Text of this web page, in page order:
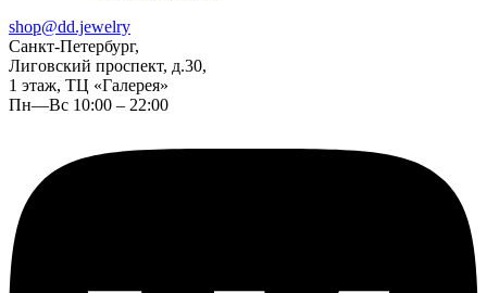
shop@dd.jewelry
Санкт-Петербург,
Лиговский проспект, д.30,
1 этаж, ТЦ «Галерея»
Пн—Вс 10:00 – 22:00